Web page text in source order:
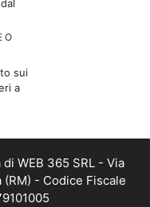
sui
a
WEB 365 SRL - Via
(RM) - Codice Fiscale